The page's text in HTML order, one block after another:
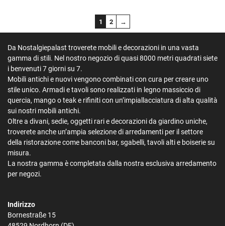
1 2 →
Da Nostalgiepalast troverete mobili e decorazioni in una vasta
gamma di stili. Nel nostro negozio di quasi 8000 metri quadrati siete
i benvenuti 7 giorni su 7.
Mobili antichi e nuovi vengono combinati con cura per creare uno
stile unico. Armadi e tavoli sono realizzati in legno massiccio di
quercia, mango o teak e rifiniti con un’impiallacciatura di alta qualità
sui nostri mobili antichi.
Oltre a divani, sedie, oggetti rari e decorazioni da giardino uniche,
troverete anche un’ampia selezione di arredamenti per il settore
della ristorazione come banconi bar, sgabelli, tavoli alti e boiserie su
misura.
La nostra gamma è completata dalla nostra esclusiva arredamento
per negozi.
Indirizzo
Bornestraße 15